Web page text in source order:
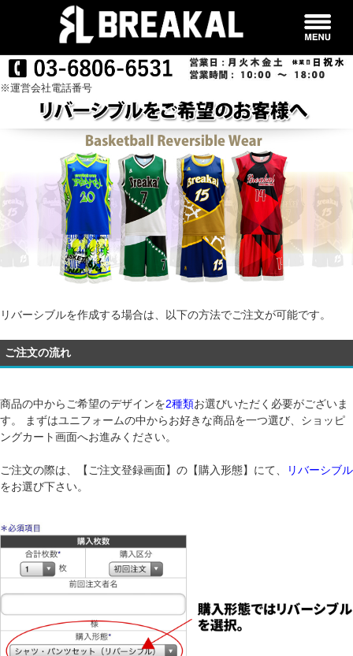
※運営会社電話番号
リバーシブルを作成する場合は、以下の方法でご注文が可能です。
ご注文の流れ
商品の中からご希望のデザインを2種類お選びいただく必要がございま
す。 まずはユニフォームの中からお好きな商品を一つ選び、ショッピ
ングカート画面へお進みください。
ご注文の際は、【ご注文登録画面】の【購入形態】にて、
リバーシブル
をお選び下さい。